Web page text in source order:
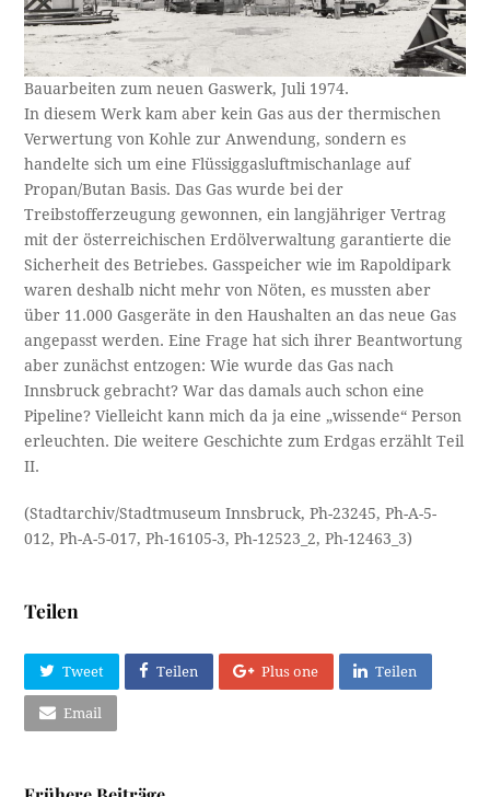
Bauarbeiten zum neuen Gaswerk, Juli 1974.
In diesem Werk kam aber kein Gas aus der thermischen
Verwertung von Kohle zur Anwendung, sondern es
handelte sich um eine Flüssiggasluftmischanlage auf
Propan/Butan Basis. Das Gas wurde bei der
Treibstofferzeugung gewonnen, ein langjähriger Vertrag
mit der österreichischen Erdölverwaltung garantierte die
Sicherheit des Betriebes. Gasspeicher wie im Rapoldipark
waren deshalb nicht mehr von Nöten, es mussten aber
über 11.000 Gasgeräte in den Haushalten an das neue Gas
angepasst werden. Eine Frage hat sich ihrer Beantwortung
aber zunächst entzogen: Wie wurde das Gas nach
Innsbruck gebracht? War das damals auch schon eine
Pipeline? Vielleicht kann mich da ja eine „wissende“ Person
erleuchten. Die weitere Geschichte zum Erdgas erzählt Teil
II.
(Stadtarchiv/Stadtmuseum Innsbruck, Ph-23245, Ph-A-5-
012, Ph-A-5-017, Ph-16105-3, Ph-12523_2, Ph-12463_3)
Teilen
Tweet Teilen Plus one Teilen
Email